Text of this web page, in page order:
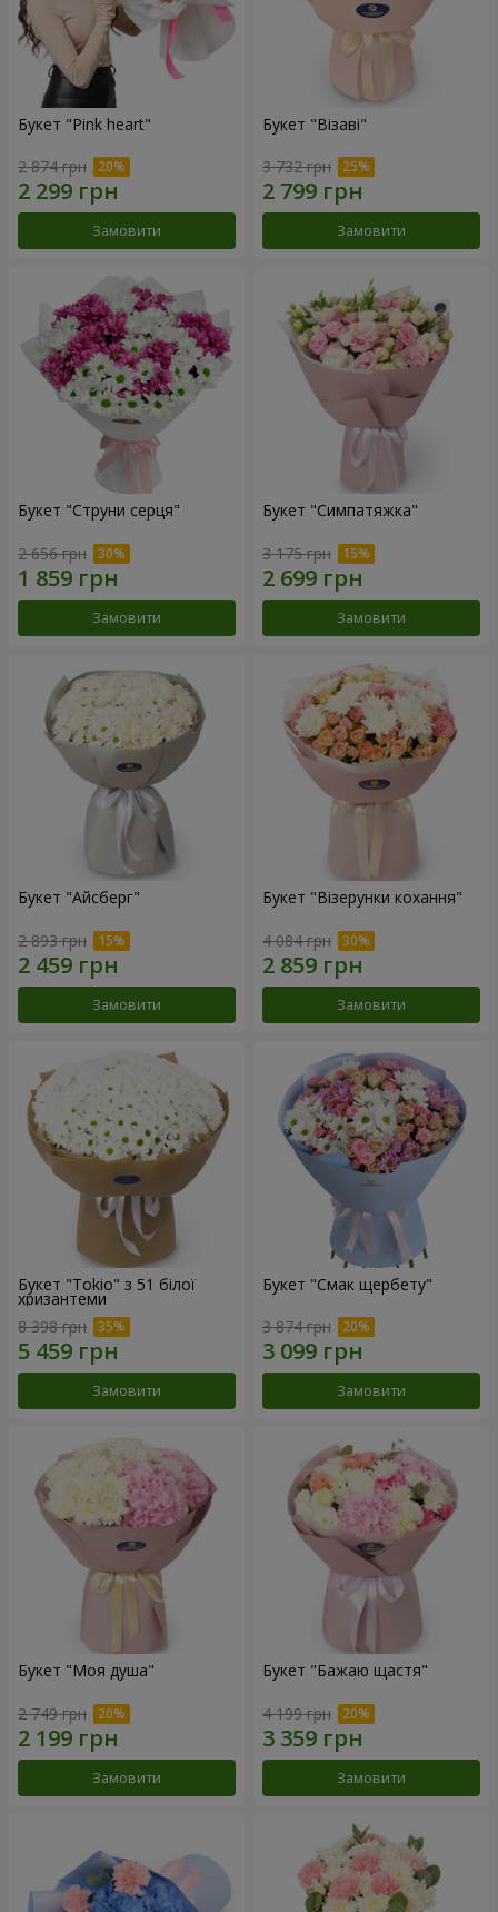
Букет "Pink heart"
2 874 грн
Замовити
Букет "Візаві"
3 732 грн
Замовити
Букет "Струни серця"
2 656 грн
Замовити
Букет "Симпатяжка"
3 175 грн
Замовити
Букет "Айсберг"
2 893 грн
Замовити
Букет "Візерунки кохання"
4 084 грн
Замовити
Букет "Tokio" з 51 білої
хризантеми
8 398 грн
Замовити
Букет "Смак щербету"
3 874 грн
Замовити
Букет "Моя душа"
2 749 грн
Замовити
Букет "Бажаю щастя"
4 199 грн
Замовити